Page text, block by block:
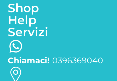
Shop
Help
Servizi
Chiamaci! 0396369040